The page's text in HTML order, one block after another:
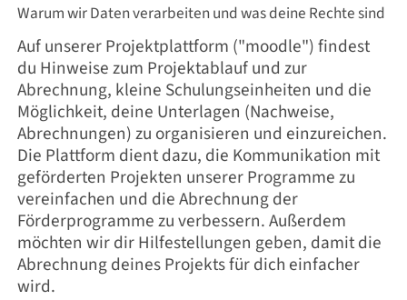
Warum wir Daten verarbeiten und was deine Rechte sind
Auf unserer Projektplattform ("moodle") findest
du Hinweise zum Projektablauf und zur
Abrechnung, kleine Schulungseinheiten und die
Möglichkeit, deine Unterlagen (Nachweise,
Abrechnungen) zu organisieren und einzureichen.
Die Plattform dient dazu, die Kommunikation mit
geförderten Projekten unserer Programme zu
vereinfachen und die Abrechnung der
Förderprogramme zu verbessern. Außerdem
möchten wir dir Hilfestellungen geben, damit die
Abrechnung deines Projekts für dich einfacher
wird.